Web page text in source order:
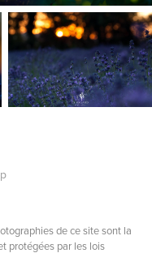
de ce site sont la
protégées par les lois